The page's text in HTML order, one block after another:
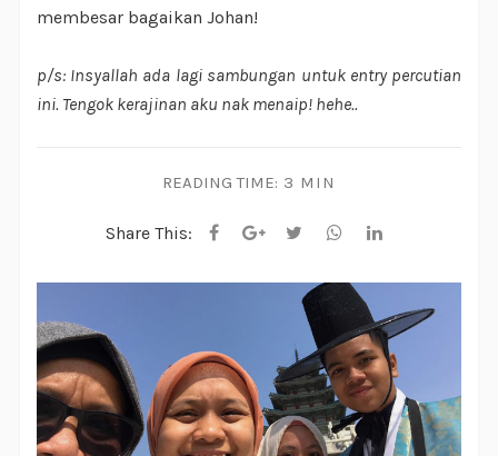
membesar bagaikan Johan!
p/s: Insyallah ada lagi sambungan untuk entry percutian
ini. Tengok kerajinan aku nak menaip! hehe..
READING TIME: 3 MIN
Share This: